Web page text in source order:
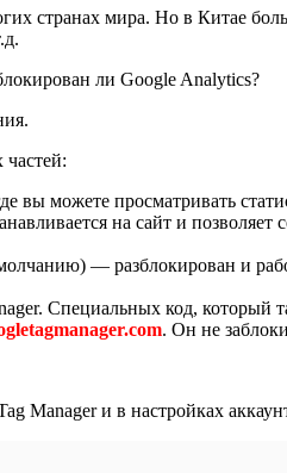
странах мира. Но в Китае
ли Google Analytics?
частей:
вы можете просматривать
на сайт и
— разблокирован и
Специальных код, который
. Он не
Manager и в настройках